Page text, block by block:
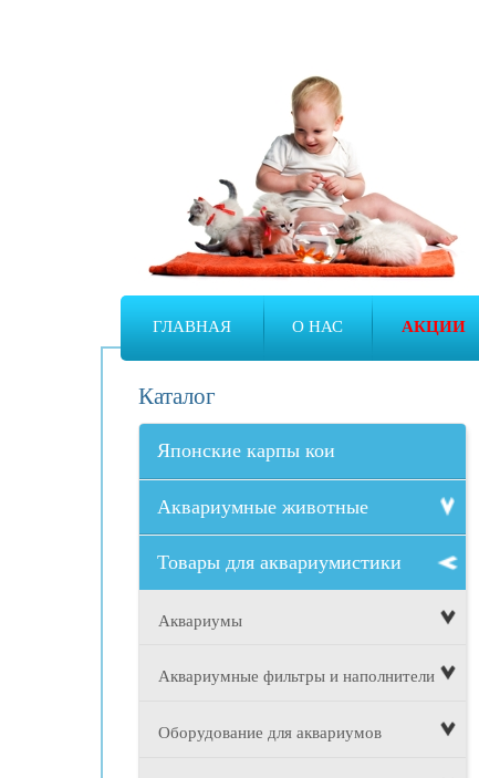
ГЛАВНАЯ О НАС АКЦИИ
Каталог
Японские карпы кои
Аквариумные животные
Товары для аквариумистики
Аквариумы
Аквариумные фильтры и наполнители
Оборудование для аквариумов